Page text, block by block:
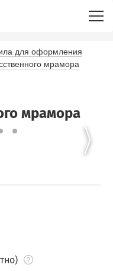
для оформления
мрамора
мрамора